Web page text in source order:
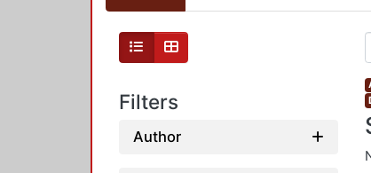
Filters
Author